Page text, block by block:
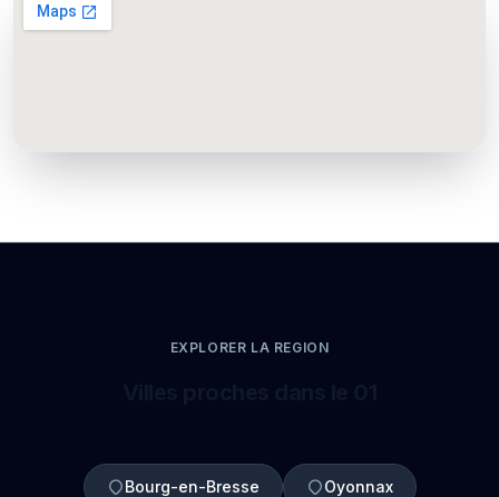
EXPLORER LA REGION
Bourg-en-Bresse Oyonnax